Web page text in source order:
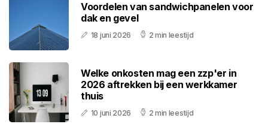
Voordelen van sandwichpanelen voor
dak en gevel
18 juni 2026 2 min leestijd
Welke onkosten mag een zzp'er in
2026 aftrekken bij een werkkamer
thuis
10 juni 2026 2 min leestijd